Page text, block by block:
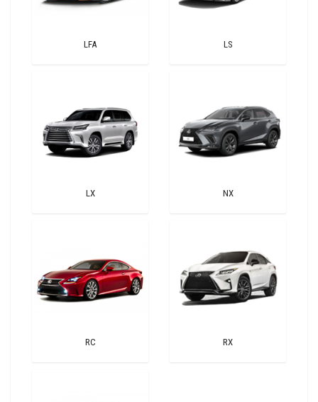
LFA LS
LX NX
RC RX